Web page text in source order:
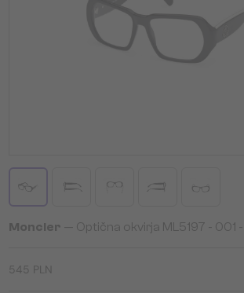
Moncler — Optična okvirja ML5197 - 001
545 PLN